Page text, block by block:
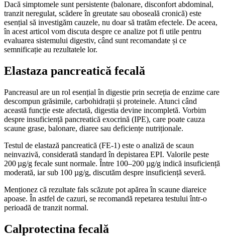
Dacă simptomele sunt persistente (balonare, disconfort abdominal,
tranzit neregulat, scădere în greutate sau oboseală cronică) este
esențial să investigăm cauzele, nu doar să tratăm efectele. De aceea,
în acest articol vom discuta despre ce analize pot fi utile pentru
evaluarea sistemului digestiv, când sunt recomandate și ce
semnificație au rezultatele lor.
Elastaza pancreatică fecală
Pancreasul are un rol esențial în digestie prin secreția de enzime care
descompun grăsimile, carbohidrații și proteinele. Atunci când
această funcție este afectată, digestia devine incompletă. Vorbim
despre insuficiență pancreatică exocrină (IPE), care poate cauza
scaune grase, balonare, diaree sau deficiențe nutriționale.
Testul de elastază pancreatică (FE-1) este o analiză de scaun
neinvazivă, considerată standard în depistarea EPI. Valorile peste
200 µg/g fecale sunt normale. Între 100–200 µg/g indică insuficiență
moderată, iar sub 100 µg/g, discutăm despre insuficiență severă.
Menționez că rezultate fals scăzute pot apărea în scaune diareice
apoase. În astfel de cazuri, se recomandă repetarea testului într-o
perioadă de tranzit normal.
Calprotectina fecală